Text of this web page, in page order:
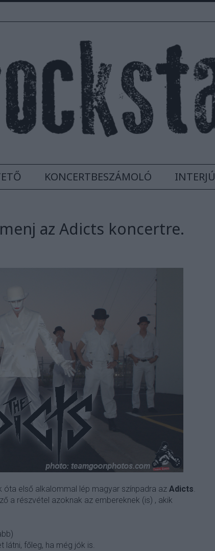
KONCERTBESZÁMOLÓ INTERJÚ
az Adicts koncertre.
óta első alkalommal lép magyar színpadra az Adicts.
a részvétel azoknak az embereknek (is) , akik
látni, főleg, ha még jók is.